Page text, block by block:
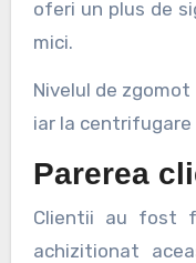
oferi un plus de
mici.
Nivelul de
iar la centrifugare
Parerea
Clientii au fost
achizitionat